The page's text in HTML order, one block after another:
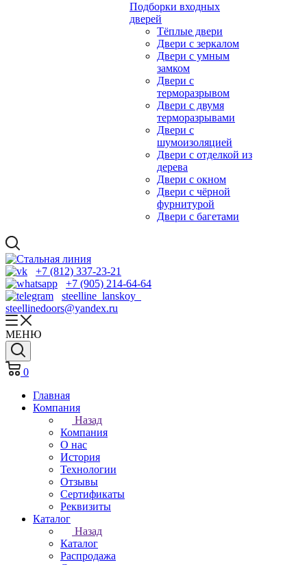
Подборки входных
дверей
Тёплые двери
Двери с зеркалом
Двери с умным
замком
Двери с
терморазрывом
Двери с двумя
терморазрывами
Двери с
шумоизоляцией
Двери с отделкой из
дерева
Двери с окном
Двери с чёрной
фурнитурой
Двери с багетами
+7 (812) 337-23-21
+7 (905) 214-64-64
steelline_lanskoy
steellinedoors@yandex.ru
МЕНЮ
0
Главная
Компания
Назад
Компания
О нас
История
Технологии
Отзывы
Cертификаты
Реквизиты
Каталог
Назад
Каталог
Распродажа